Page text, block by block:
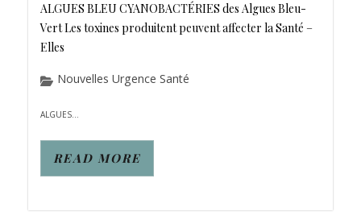
ALGUES BLEU CYANOBACTÉRIES des Algues Bleu-
Vert Les toxines produitent peuvent affecter la Santé –
Elles
Nouvelles Urgence Santé
ALGUES...
READ MORE